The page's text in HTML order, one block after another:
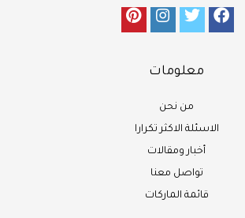
معلومات
من نحن
الاسئلة الاكثر تكرارا
أخبار ومقالات
تواصل معنا
قائمة الماركات